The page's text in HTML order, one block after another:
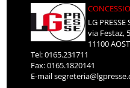
LG PRESSE
via Festaz,
11100
Tel: 0165.231711
Fax: 0165.1820141
E-mail